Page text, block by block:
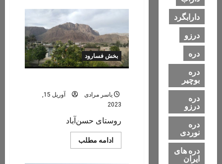
(‌شمس<br>آباد)
بخش فسارود
یاسر مرادی
آوریل 15,
2023
روستای حسن‌آباد
ادامه مطلب
more
دارابگرد
درزو
دره
دره
بوچیر
دره
درزو
دره
نوردی
دره های
ایران